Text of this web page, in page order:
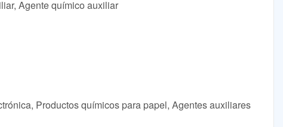
Agente químico auxiliar
Productos químicos para papel, Agentes auxiliares